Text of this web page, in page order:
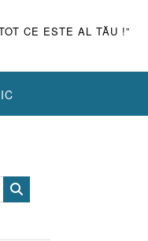
CE ESTE AL TĂU !”